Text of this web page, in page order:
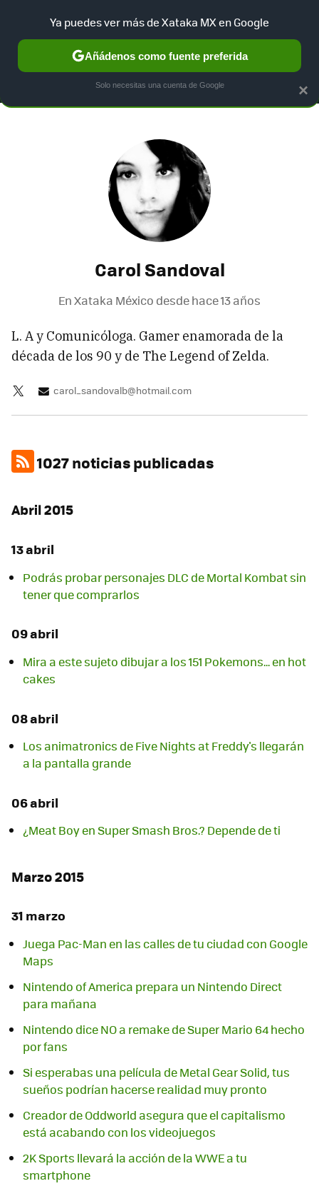
MENÚ NUEVO
GAMING HOME AUTO
Carol Sandoval
En Xataka México desdehace 13 años
L. A y Comunicóloga. Gamer enamorada de la
década de los 90 y de The Legend of Zelda.
carol_sandovalb@hotmail.com
1027 noticias publicadas
Abril 2015
13 abril
Podrás probar personajes DLC de Mortal Kombat sin
tener que comprarlos
09 abril
Mira a este sujeto dibujar a los 151 Pokemons... en hot
cakes
08 abril
Los animatronics de Five Nights at Freddy's llegarán
a la pantalla grande
06 abril
Marzo 2015
31 marzo
Juega Pac-Man en las calles de tu ciudad con Google
Maps
Nintendo of America prepara un Nintendo Direct
Nintendo dice NO a remake de Super Mario 64 hecho
por fans
Si esperabas una película de Metal Gear Solid, tus
sueños podrían hacerse realidad muy pronto
Creador de Oddworld asegura que el capitalismo
está acabando con los videojuegos
2K Sports llevará la acción de la WWE a tu
smartphone
×
Ya puedes ver más de Xataka MX en Google
Añádenos como fuente preferida
Solo necesitas una cuenta de Google